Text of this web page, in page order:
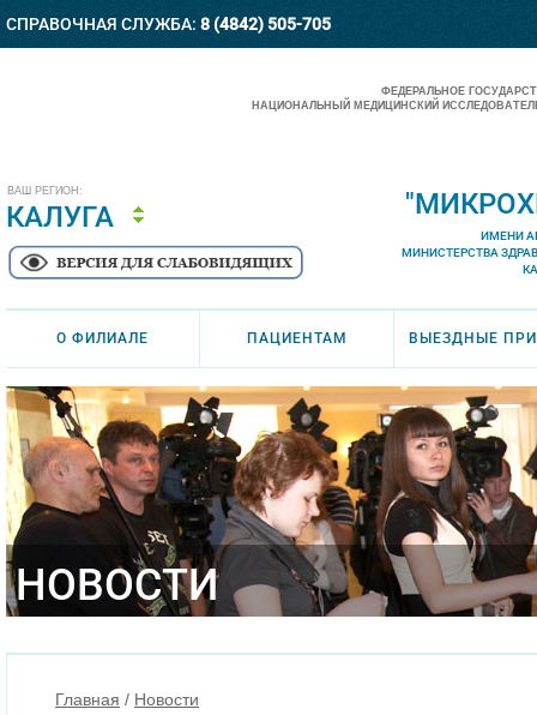
СПРАВОЧНАЯ СЛУЖБА: 8 (4842) 505-705
ВАШ РЕГИОН:
КАЛУГА
ФЕДЕРАЛЬНОЕ
НАЦИОНАЛЬНЫЙ МЕДИЦИНСКИЙ
ИМЕНИ
МИНИСТЕРСТВА
О ФИЛИАЛЕ ПАЦИЕНТАМ ВЫЕЗДНЫЕ
НОВОСТИ
Главная / Новости